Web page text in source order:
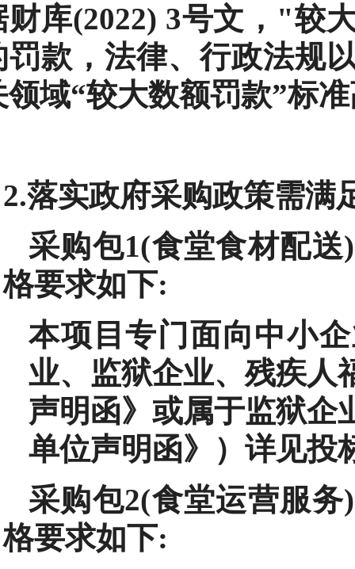
财库(2022) 3号文，"较
罚款，法律、行政法规
领域“较大数额罚款”标
2.落实政府采购政策需满
采购包1(食堂食材配
格要求如下:
本项目专门面向中小
业、监狱企业、残疾人
声明函》或属于监狱企
单位声明函》）详见投
采购包2(食堂运营服
格要求如下: